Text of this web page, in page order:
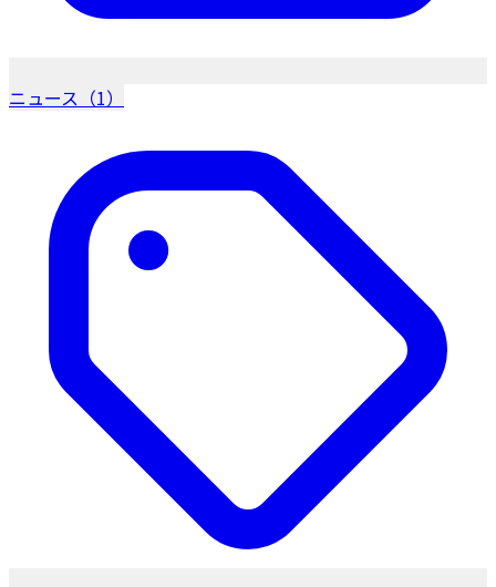
ニュース（1）